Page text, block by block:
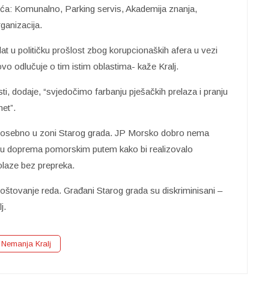
Komunalno, Parking servis, Akademija znanja,
u političku prošlost zbog korupcionaških afera u vezi
odlučuje o tim istim oblastima- kaže Kralj.
dodaje, “svjedočimo farbanju pješačkih prelaza i pranju
u zoni Starog grada. JP Morsko dobro nema
doprema pomorskim putem kako bi realizovalo
bez prepreka.
reda. Građani Starog grada su diskriminisani –
Nemanja Kralj